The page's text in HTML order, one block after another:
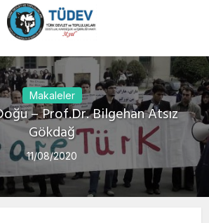
Makaleler
– Prof.Dr. Bilgehan Atsız
Gökdağ
11/08/2020